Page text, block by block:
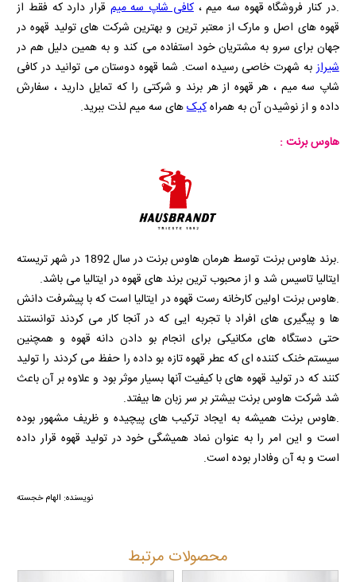
.در کنار فروشگاه قهوه سه میم ،کافی شاپ سه میم قرار دارد که فقط از
قهوه های اصل و مارک از معتبر ترین و بهترین شرکت های تولید قهوه در
جهان برای سرو به مشتریان خود استفاده می کند و به همین دلیل هم در
شیرازبه شهرت خاصی رسیده است. شما قهوه دوستان می توانید در کافی
شاپ سه میم ، هر قهوه از هر برند و شرکتی را که تمایل دارید ، سفارش
داده و از نوشیدن آن به همراهکیکهای سه میم لذت ببرید.
هاوس برنت :
.برند هاوس برنت توسط هرمان هاوس برنت در سال 1892 در شهر تریسته
ایتالیا تاسیس شد و از محبوب ترین برند های قهوه در ایتالیا می باشد.
.هاوس برنت اولین کارخانه رست قهوه در ایتالیا است که با پیشرفت دانش
ها و پیگیری های افراد با تجربه ایی که در آنجا کار می کردند توانستند
حتی دستگاه های مکانیکی برای انجام بو دادن دانه قهوه و همچنین
سیستم خنک کننده ای که عطر قهوه تازه بو داده را حفظ می کردند را تولید
کنند که در تولید قهوه های با کیفیت آنها بسیار موثر بود و علاوه بر آن باعث
شد شرکت هاوس برنت بیشتر بر سر زبان ها بیفتد.
.هاوس برنت همیشه به ایجاد ترکیب های پیچیده و ظریف مشهور بوده
است و این امر را به عنوان نماد همیشگی خود در تولید قهوه قرار داده
است و به آن وفادار بوده است.
نویسنده: الهام خجسته
محصولات مرتبط